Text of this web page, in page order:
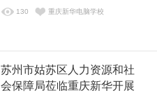
130 重庆新华电脑学校
苏州市姑苏区人力资源和社
会保障局莅临重庆新华开展